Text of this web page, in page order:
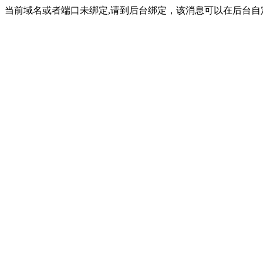
当前域名或者端口未绑定,请到后台绑定，该消息可以在后台自